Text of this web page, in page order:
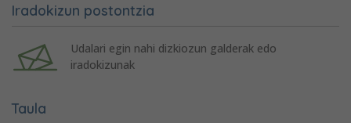
Iradokizun postontzia
Udalari egin nahi dizkiozun galderak edo
iradokizunak
Taula